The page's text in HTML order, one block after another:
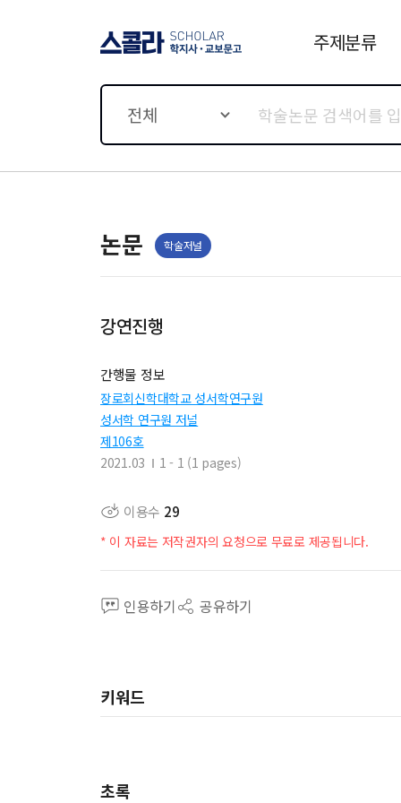
주제분류
전체
논문 학술저널
강연진행
간행물 정보
장로회신학대학교 성서학연구원
성서학 연구원 저널
제106호
2021.03
1 - 1 (1 pages)
이용수 29
* 이 자료는 저작권자의 요청으로 무료로 제공됩니다.
인용하기 공유하기
키워드
초록